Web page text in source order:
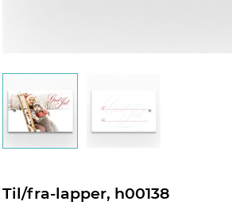
Til/fra-lapper, h00138